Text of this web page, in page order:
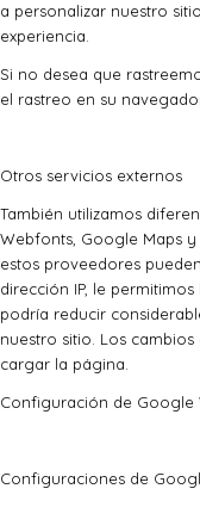
a personalizar nuestro
experiencia.
Si no desea que
el rastreo en su
Otros servicios externos
También utilizamos
Webfonts, Google Maps
estos proveedores
dirección IP, le
podría reducir
nuestro sitio. Los
cargar la página.
Configuración de Google
Configuraciones de